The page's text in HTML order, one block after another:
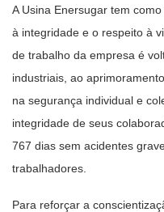
A Usina Enersugar tem
à integridade e o respeito à
de trabalho da empresa é
industriais, ao
na segurança individual e
integridade de seus
767 dias sem acidentes
trabalhadores.
Para reforçar a